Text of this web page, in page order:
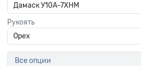
Рукоять
Все опции